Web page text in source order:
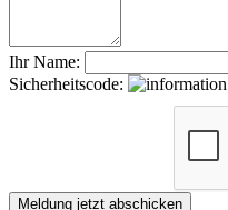
Ihr Name:
Sicherheitscode: